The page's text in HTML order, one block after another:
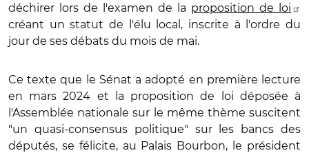
déchirer lors de l'examen de la proposition de loi
créant un statut de l'élu local, inscrite à l'ordre du
jour de ses débats du mois de mai.
Ce texte que le Sénat a adopté en première lecture
en mars 2024 et la proposition de loi déposée à
l'Assemblée nationale sur le même thème suscitent
"un quasi-consensus politique" sur les bancs des
députés, se félicite, au Palais Bourbon, le président